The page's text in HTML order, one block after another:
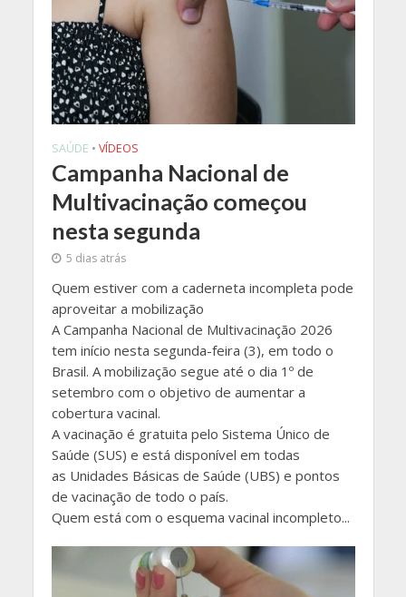
SAÚDE • VÍDEOS
Campanha Nacional de
Multivacinação começou
nesta segunda
5 dias atrás
Quem estiver com a caderneta incompleta pode
aproveitar a mobilização
A Campanha Nacional de Multivacinação 2026
tem início nesta segunda-feira (3), em todo o
Brasil. A mobilização segue até o dia 1º de
setembro com o objetivo de aumentar a
cobertura vacinal.
A vacinação é gratuita pelo Sistema Único de
Saúde (SUS) e está disponível em todas
as Unidades Básicas de Saúde (UBS) e pontos
de vacinação de todo o país.
Quem está com o esquema vacinal incompleto...